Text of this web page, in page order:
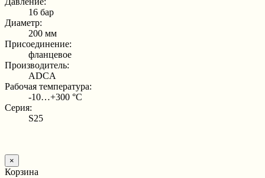
16 бар
Диаметр:
200 мм
Присоединение:
фланцевое
Производитель:
ADCA
Рабочая температура:
-10…+300 °С
Серия:
S25
×
Корзина